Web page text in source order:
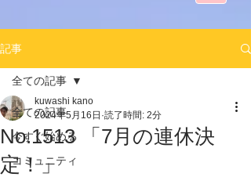
記事
全ての記事
今すぐ始める
コミュニティ
全ての記事
No.1513 「7月の連休決
定！」
kuwashi kano
2024年5月16日 読了時間: 2分